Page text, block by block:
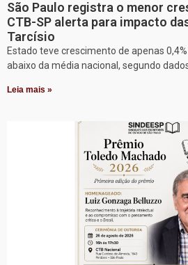
São Paulo registra o menor
CTB-SP alerta para impacto
Tarcísio
Estado teve crescimento de apenas
abaixo da média nacional, segundo
Leia mais »